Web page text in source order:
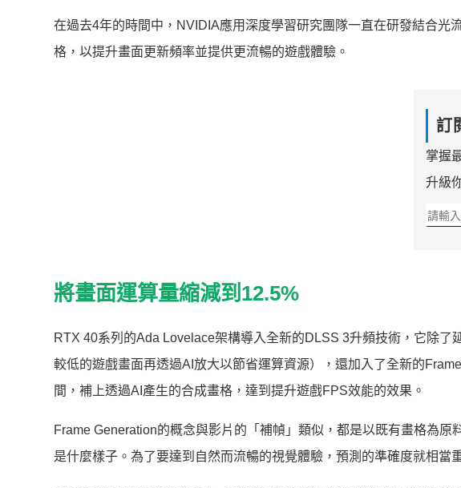
在過去4年的時間中，NVIDIA應用深度學習研究團隊一直在研發結合光
格，以提升畫面更新頻率並提供更流暢的遊戲體驗。
訂
掌握
升級
將畫面運算量縮減到12.5%
RTX 40系列的Ada Lovelace架構導入全新的DLSS 3升頻技術，它除
較低的遊戲畫面再透過AI放大以節省運算資源），還加入了全新的
間，補上透過AI產生的合成畫格，達到提升遊戲FPS效能的效果。
Frame Generation的概念與影片的「補幀」類似，都是以既有畫格為
是什麼樣子。為了要達到自然而流暢的視覺體驗，預測的準確度就相當